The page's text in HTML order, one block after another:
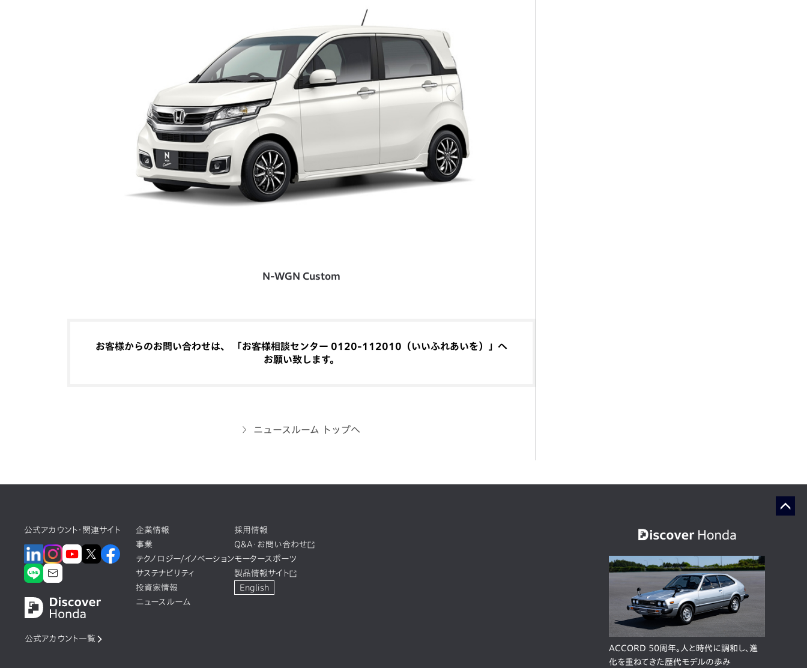
N-WGN Custom
お客様からのお問い合わせは、 「お客様相談センター 0120-112010（いいふれあいを）」へ
お願い致します。
ニュースルーム トップへ
公式アカウント・関連サイト
公式アカウント一覧
企業情報
事業
テクノロジー/イノベーション
サステナビリティ
投資家情報
ニュースルーム
採用情報
Q&A・お問い合わせ
モータースポーツ
製品情報サイト
English
ACCORD 50周年。人と時代に調和し、進
化を重ねてきた歴代モデルの歩み